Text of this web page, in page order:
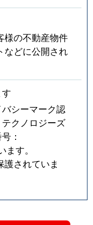
様の不動産物件
などに公開され
シーマーク認
クノロジーズ
：
ます。
されていま